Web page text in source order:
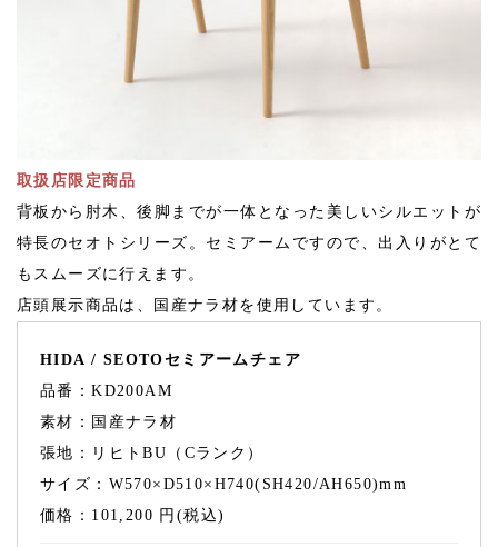
取扱店限定商品
背板から肘木、後脚までが一体となった美しいシルエットが
特長のセオトシリーズ。セミアームですので、出入りがとて
もスムーズに行えます。
店頭展示商品は、国産ナラ材を使用しています。
HIDA / SEOTOセミアームチェア
品番：KD200AM
素材：国産ナラ材
張地：リヒトBU（Cランク）
サイズ：W570×D510×H740(SH420/AH650)mm
価格：101,200 円(税込)